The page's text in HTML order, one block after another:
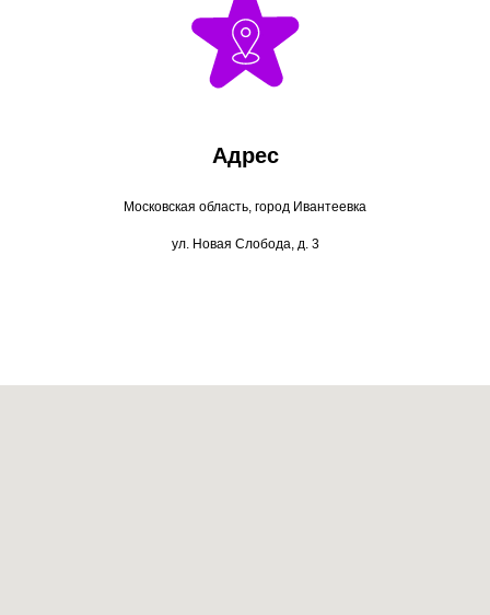
Адрес
Московская область, город Ивантеевка
ул. Новая Слобода, д. 3